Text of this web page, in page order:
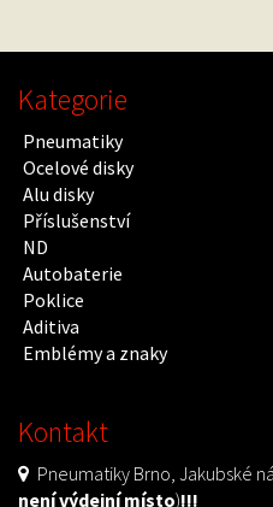
Kategorie
Pneumatiky
Ocelové disky
Alu disky
Příslušenství
ND
Autobaterie
Poklice
Aditiva
Emblémy a znaky
Kontakt
Pneumatiky Brno, Jakubské
není výdejní místo)!!!